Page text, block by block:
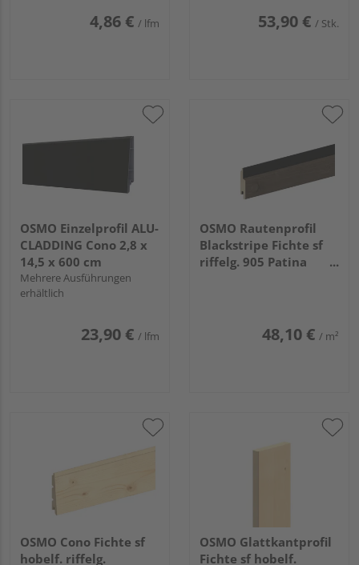
4,86 € / lfm 53,90 € / Stk.
OSMO Einzelprofil ALU-
CLADDING Cono 2,8 x
14,5 x 600 cm
Mehrere Ausführungen
erhältlich
23,90 € / lfm
OSMO Rautenprofil
Blackstripe Fichte sf
riffelg. 905 Patina
48,10 € / m²
OSMO Cono Fichte sf
hobelf. riffelg.
OSMO Glattkantprofil
Fichte sf hobelf.